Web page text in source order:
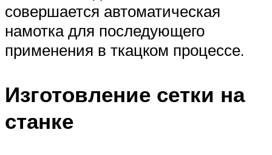
совершается автоматическая
намотка для последующего
применения в ткацком процессе.
Изготовление сетки на
станке